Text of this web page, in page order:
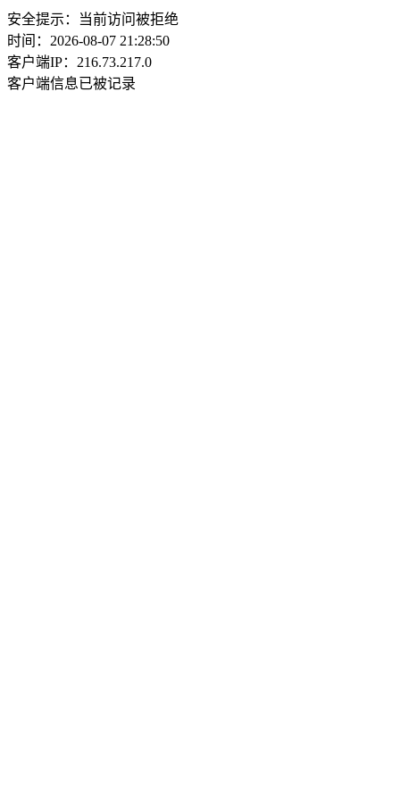
安全提示：当前访问被拒绝
时间：2026-08-07 21:28:50
客户端IP：216.73.217.0
客户端信息已被记录